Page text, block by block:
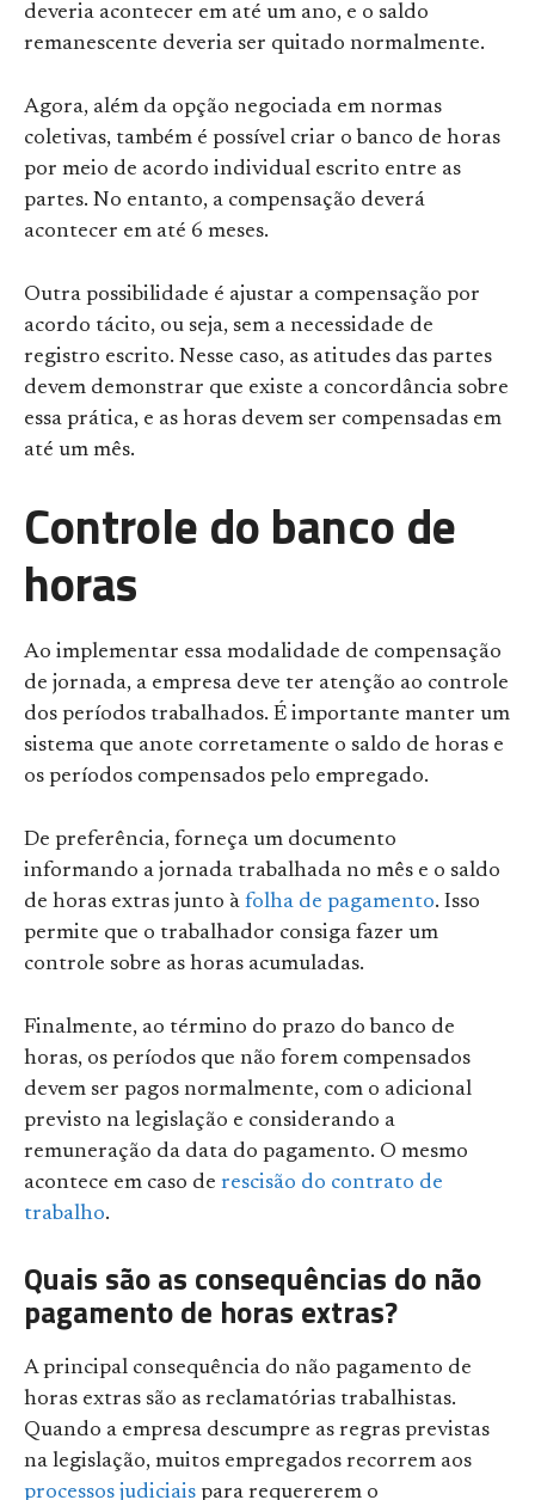
deveria acontecer em até um ano, e o saldo
remanescente deveria ser quitado normalmente.
Agora, além da opção negociada em normas
coletivas, também é possível criar o banco de horas
por meio de acordo individual escrito entre as
partes. No entanto, a compensação deverá
acontecer em até 6 meses.
Outra possibilidade é ajustar a compensação por
acordo tácito, ou seja, sem a necessidade de
registro escrito. Nesse caso, as atitudes das partes
devem demonstrar que existe a concordância sobre
essa prática, e as horas devem ser compensadas em
até um mês.
Controle do banco de
horas
Ao implementar essa modalidade de compensação
de jornada, a empresa deve ter atenção ao controle
dos períodos trabalhados. É importante manter um
sistema que anote corretamente o saldo de horas e
os períodos compensados pelo empregado.
De preferência, forneça um documento
informando a jornada trabalhada no mês e o saldo
de horas extras junto à folha de pagamento. Isso
permite que o trabalhador consiga fazer um
controle sobre as horas acumuladas.
Finalmente, ao término do prazo do banco de
horas, os períodos que não forem compensados
devem ser pagos normalmente, com o adicional
previsto na legislação e considerando a
remuneração da data do pagamento. O mesmo
acontece em caso de rescisão do contrato de
trabalho.
Quais são as consequências do não
pagamento de horas extras?
A principal consequência do não pagamento de
horas extras são as reclamatórias trabalhistas.
Quando a empresa descumpre as regras previstas
na legislação, muitos empregados recorrem aos
processos judiciais para requererem o